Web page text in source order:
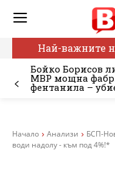
Най-важните
Бойко Борисов
МВР мощна
фентанила –
Начало Анализи
БСП-
води надолу - към под 4%!*